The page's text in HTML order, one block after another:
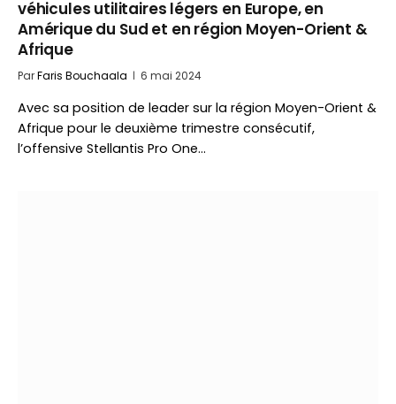
véhicules utilitaires légers en Europe, en
Amérique du Sud et en région Moyen-Orient &
Afrique
ParFaris Bouchaala 6 mai 2024
Avec sa position de leader sur la région Moyen-Orient &
Afrique pour le deuxième trimestre consécutif,
l’offensive Stellantis Pro One…